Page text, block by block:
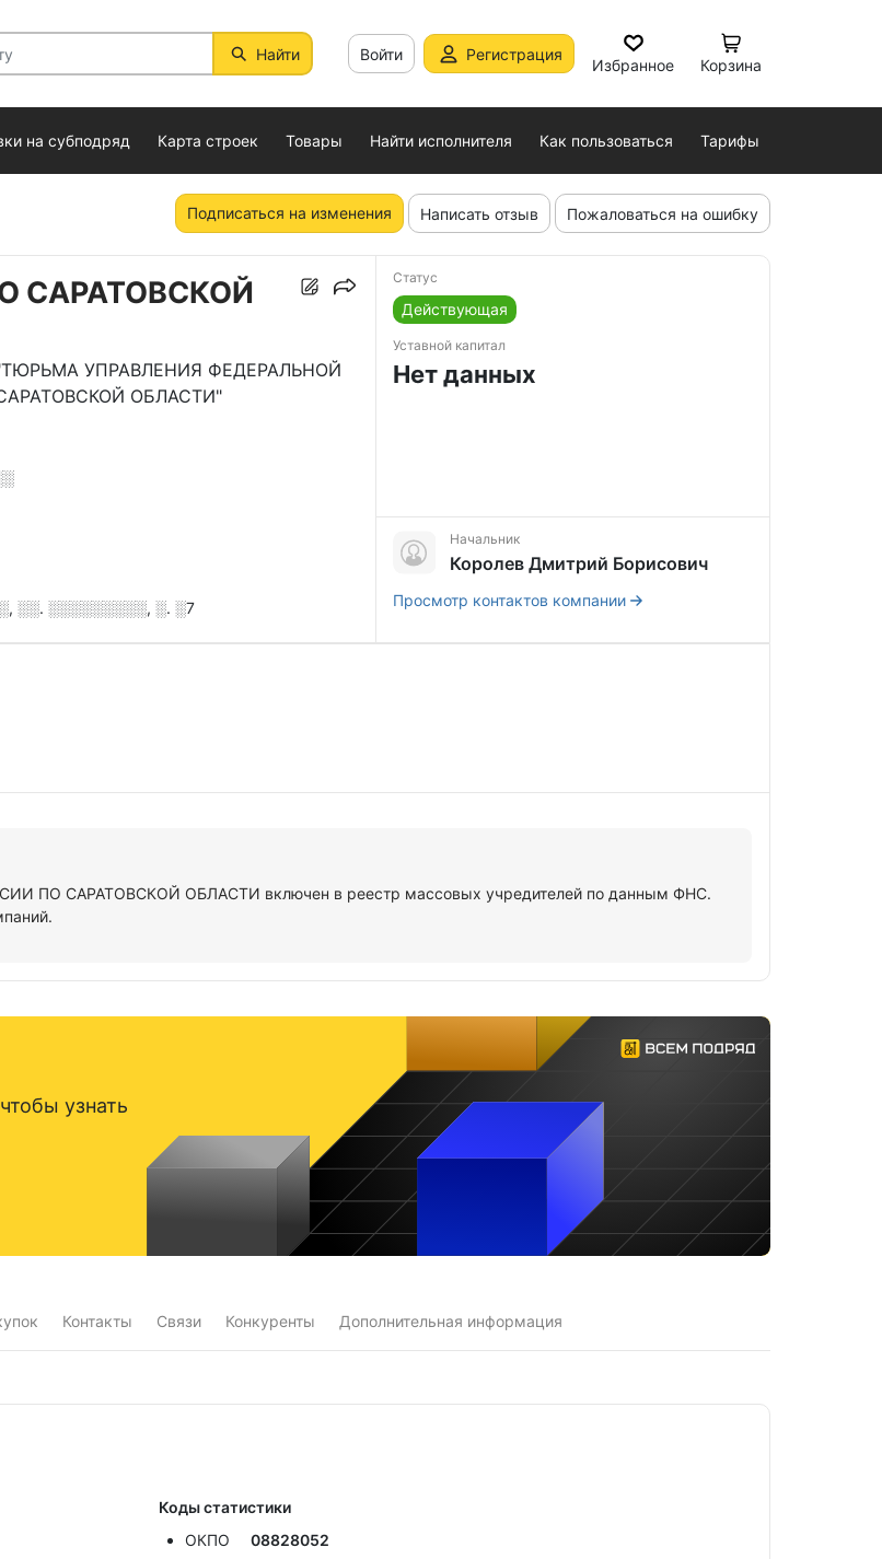
Найти Войти Регистрация
Избранное Корзина
на субподряд Карта строек Товары Найти исполнителя Как пользоваться Тарифы
Подписаться на изменения Написать отзыв Пожаловаться на ошибку
САРАТОВСКОЙ
УПРАВЛЕНИЯ ФЕДЕРАЛЬНОЙ
ОБЛАСТИ"
░░. ░░░░░░░░░, ░. ░7
Статус
Действующая
Уставной капитал
Нет данных
Начальник
Королев Дмитрий Борисович
Просмотр контактов компании
ПО САРАТОВСКОЙ ОБЛАСТИ включен в реестр массовых учредителей по данным ФНС.
узнать
Контакты Связи Конкуренты Дополнительная информация
Коды статистики
ОКПО
08828052